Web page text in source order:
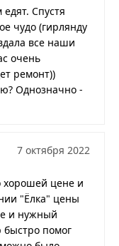
Спустя
чудо (гирлянду
все наши
очень
ремонт))
Однозначно -
7 октября 2022
хорошей цене и
"Ёлка" цены
и нужный
помог